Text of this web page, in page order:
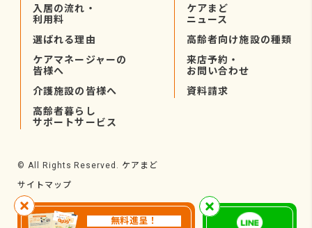
無料進呈！
入居の流れ・
利用料
選ばれる理由
ケアマネージャーの
皆様へ
介護施設の皆様へ
高齢者暮らし
サポートサービス
ケアまど
ニュース
高齢者向け施設の種類
来店予約・
お問い合わせ
資料請求
© All Rights Reserved. ケアまど
サイトマップ